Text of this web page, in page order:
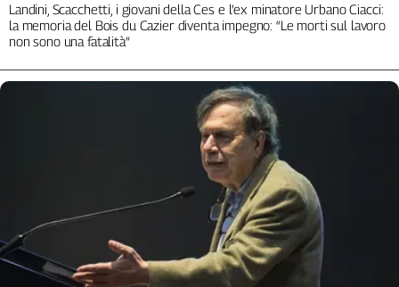
Landini, Scacchetti, i giovani della Ces e l’ex minatore Urbano Ciacci:
la memoria del Bois du Cazier diventa impegno: “Le morti sul lavoro
non sono una fatalità”